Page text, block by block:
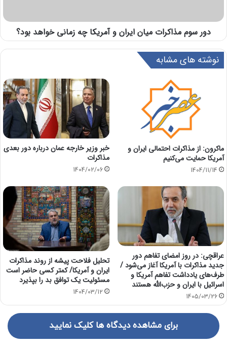
دور سوم مذاکرات میان ایران و آمریکا چه زمانی خواهد بود؟
نوشته های مشابه
ماکرون: از مذاکرات احتمالی ایران و
آمریکا حمایت می‌کنیم
1404/11/14
خبر وزیر خارجه عمان درباره دور بعدی
مذاکرات
1404/02/06
عراقچی: در روز امضای تفاهم دور
جدید مذاکرات با آمریکا آغاز می‌شود /
طرف‌های یادداشت تفاهم آمریکا و
اسرائیل با ایران و حزب‌الله هستند
1405/03/26
تحلیل فلاحت پیشه از روند مذاکرات
ایران و آمریکا/ کمتر کسی حاضر است
مسئولیت یک توافق بد را بپذیرد
1404/03/12
برای مشاهده دیدگاه ها کلیک نمایید